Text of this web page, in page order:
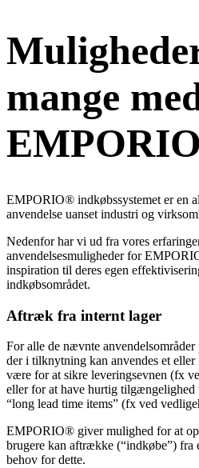
mange
EMPORIO® indkøbssystemet er en
anvendelse uanset industri og
Nedenfor har vi ud fra vores
anvendelsesmuligheder for
inspiration til deres egen
indkøbsområdet.
Aftræk fra internt lager
For alle de nævnte
der i tilknytning kan anvendes et
være for at sikre leveringsevnen (fx
eller for at have hurtig tilgængelighed
“long lead time items” (fx ved
EMPORIO® giver mulighed for at
brugere kan aftrække (“indkøbe”) fra
behov for dette.